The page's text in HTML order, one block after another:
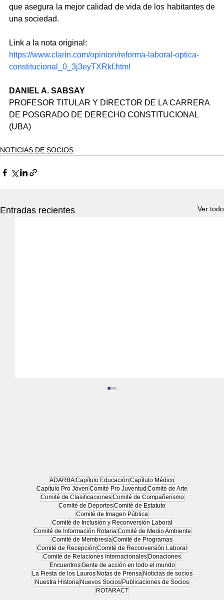
ADARBACapítulo Educación Capítulo Médico
Capítulo Pro Jóven Comité Pro Juventud Comité de Arte
Comité de ClasificacionesComité de Compañerismo
Comité de DeportesComité de Estatuto
Comité de Imagen Pública
Comité de Inclusión y Reconversión Laboral
Comité de Información RotariaComité de Medio Ambiente
Comité de MembresíaComité de Programas
Comité de Recepción Comité de Reconversión Laboral
Comité de Relaciones Internacionales Donaciones
EncuentrosGente de acción en todo el mundo
La Fiesta de los Lauros Notas de Prensa Noticias de socios
Nuestra Historia Nuevos Socios Publicaciones de Socios
ROTARACT
que asegura la mejor calidad de vida de los habitantes de
una sociedad.
Link a la nota original:
https://www.clarin.com/opinion/reforma-laboral-optica-
constitucional_0_3j3eyTXRkf.html
DANIEL A. SABSAY
PROFESOR TITULAR Y DIRECTOR DE LA CARRERA
DE POSGRADO DE DERECHO CONSTITUCIONAL
(UBA)
NOTICIAS DE SOCIOS
Entradas recientes Ver todo
Ovsejevich: “Necesitamos que desde
arriba den el ejemplo de cómo tiene
que ser la sociedad”